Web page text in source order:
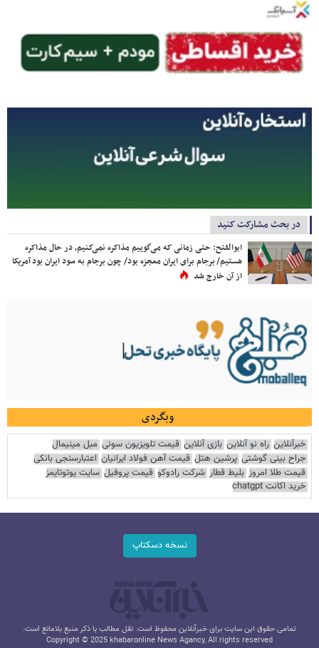
در بحث مشارکت کنید
ابوالفتح: حتی زمانی که می‌گوییم مذاکره نمی‌کنیم، در حال مذاکره
هستیم/ برجام برای ایران معجزه بود/ چون برجام به سود ایران بود آمریکا
از آن خارج شد
وبگردی
خبرآنلاین راه نو آنلاین بازی آنلاین قیمت تلویزیون سونی مبل مینیمال
جراح بینی گوشتی پرشین هتل قیمت آهن فولاد ایرانیان اعتبارسنجی بانکی
قیمت طلا امروز بلیط قطار شرکت رادوکو قیمت پروفیل سایت یوتوتایمز
خرید اکانت chatgpt
نسخه دسکتاپ
تمامی حقوق این سایت برای خبرآنلاین محفوظ است. نقل مطالب با ذکر منبع بلامانع است.
Copyright © 2025 khabaronline News Agancy, All rights reserved